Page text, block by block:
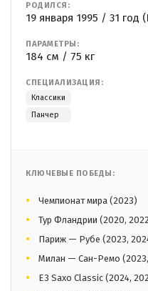
РОДИЛСЯ:
19 января 1995 / 31 год
ПАРАМЕТРЫ:
184 см / 75 кг
СПЕЦИАЛИЗАЦИЯ:
Классики
Панчер
КЛЮЧЕВЫЕ ПОБЕДЫ:
Чемпионат мира (2023)
Тур Фландрии (2020,
Париж — Рубе (2023,
Милан — Сан-Ремо
E3 Saxo Classic (2024,